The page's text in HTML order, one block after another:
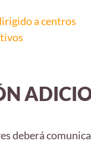
a centros
deberá